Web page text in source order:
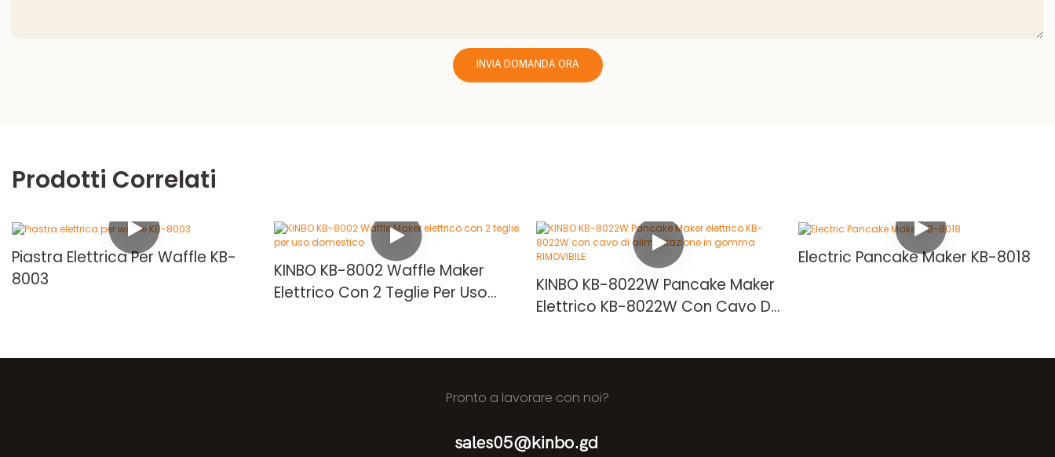
INVIA DOMANDA ORA
Prodotti Correlati
Piastra Elettrica Per Waffle KB-
8003
KINBO KB-8002 Waffle Maker
Elettrico Con 2 Teglie Per Uso
KINBO KB-8022W Pancake Maker
Elettrico KB-8022W Con Cavo Di
Electric Pancake Maker KB-8018
Pronto a lavorare con noi?
sales05@kinbo.gd